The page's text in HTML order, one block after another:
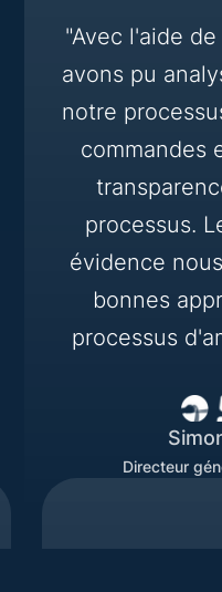
"Avec l'aide
avons pu
notre
commandes
processus.
évidence
bonnes
processus
Directeur